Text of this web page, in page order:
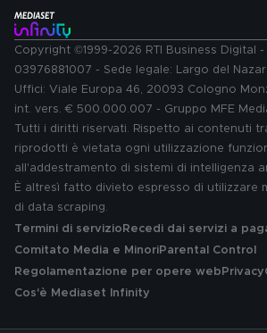
Audio: ENG, ITA - Sottotitoli: ITA, ENG
Genere: Drammatico
Copyright ©1999-2026 RTI Business Digital -
03976881007 - Sede legale: Largo del
Uffici: Viale Europa 46, 20093 Cologno
int. vers. € 500.000.007 - Gruppo MFE
Tutti i diritti riservati. Rispetto ai contenuti
riprodotti è vietata ogni utilizzazione
all'addestramento di sistemi di intelligenza
È altresì fatto divieto espresso di utilizzare
di data scraping.
Termini di servizio Recedi dai servizi a
Comitato Media e MinoriParental Control
Regolamentazione per opere web Privacy
Cos'è Mediaset Infinity